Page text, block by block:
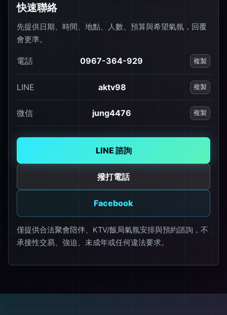
快速聯絡
先提供日期、時間、地點、人數、預算與希望氣氛，回覆
會更準。
電話 0967-364-929 複製
LINE aktv98 複製
微信 jung4476 複製
LINE 諮詢
撥打電話
Facebook
僅提供合法聚會陪伴、KTV/飯局氣氛安排與預約諮詢，不
承接性交易、強迫、未成年或任何違法要求。